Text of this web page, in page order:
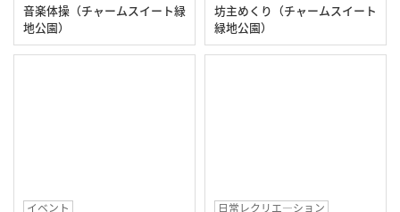
音楽体操（チャームスイート緑
地公園）
坊主めくり（チャームスイート
緑地公園）
イベント
日常レクリエ―ション